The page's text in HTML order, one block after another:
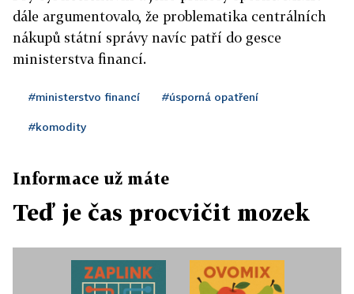
dále argumentovalo, že problematika centrálních
nákupů státní správy navíc patří do gesce
ministerstva financí.
#ministerstvo financí #úsporná opatření
#komodity
Informace už máte
Teď je čas procvičit mozek